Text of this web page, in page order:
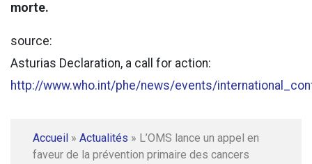
morte.
source:
Asturias Declaration, a call for action:
http://www.who.int/phe/news/events/
Accueil » Actualités » L’OMS lance un appel en
faveur de la prévention primaire des cancers